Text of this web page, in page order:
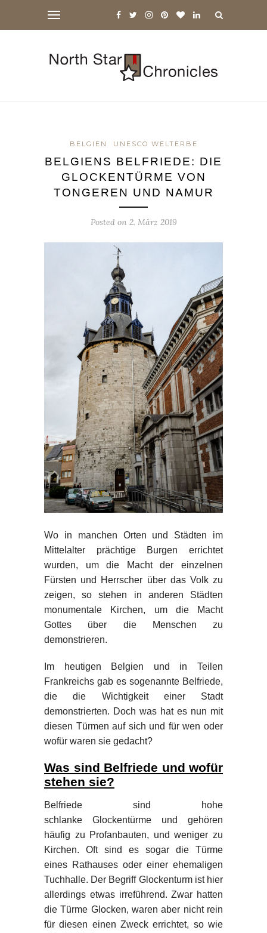
BELGIEN UNESCO WELTERBE
BELGIENS BELFRIEDE: DIE
GLOCKENTÜRME VON
TONGEREN UND NAMUR
Posted on 2. März 2019
Wo in manchen Orten und Städten im
Mittelalter prächtige Burgen errichtet
wurden, um die Macht der einzelnen
Fürsten und Herrscher über das Volk zu
zeigen, so stehen in anderen Städten
monumentale Kirchen, um die Macht
Gottes über die Menschen zu
demonstrieren.
Im heutigen Belgien und in Teilen
Frankreichs gab es sogenannte Belfriede,
die die Wichtigkeit einer Stadt
demonstrierten. Doch was hat es nun mit
diesen Türmen auf sich und für wen oder
wofür waren sie gedacht?
Was sind Belfriede und wofür
stehen sie?
Belfriede sind hohe
schlanke Glockentürme und gehören
häufig zu Profanbauten, und weniger zu
Kirchen. Oft sind es sogar die Türme
eines Rathauses oder einer ehemaligen
Tuchhalle. Der Begriff Glockenturm ist hier
allerdings etwas irreführend. Zwar hatten
die Türme Glocken, waren aber nicht rein
für diesen einen Zweck errichtet, so wie